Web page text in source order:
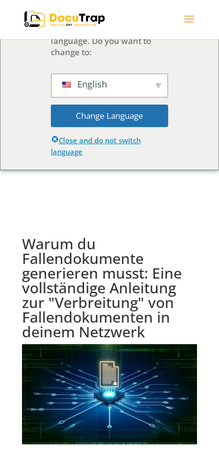
We've detected you might
be speaking a different
language. Do you want to
change to:
English
Change Language
Close and do not switch
language
Warum du
Fallendokumente
generieren musst: Eine
vollständige Anleitung
zur "Verbreitung" von
Fallendokumenten in
deinem Netzwerk